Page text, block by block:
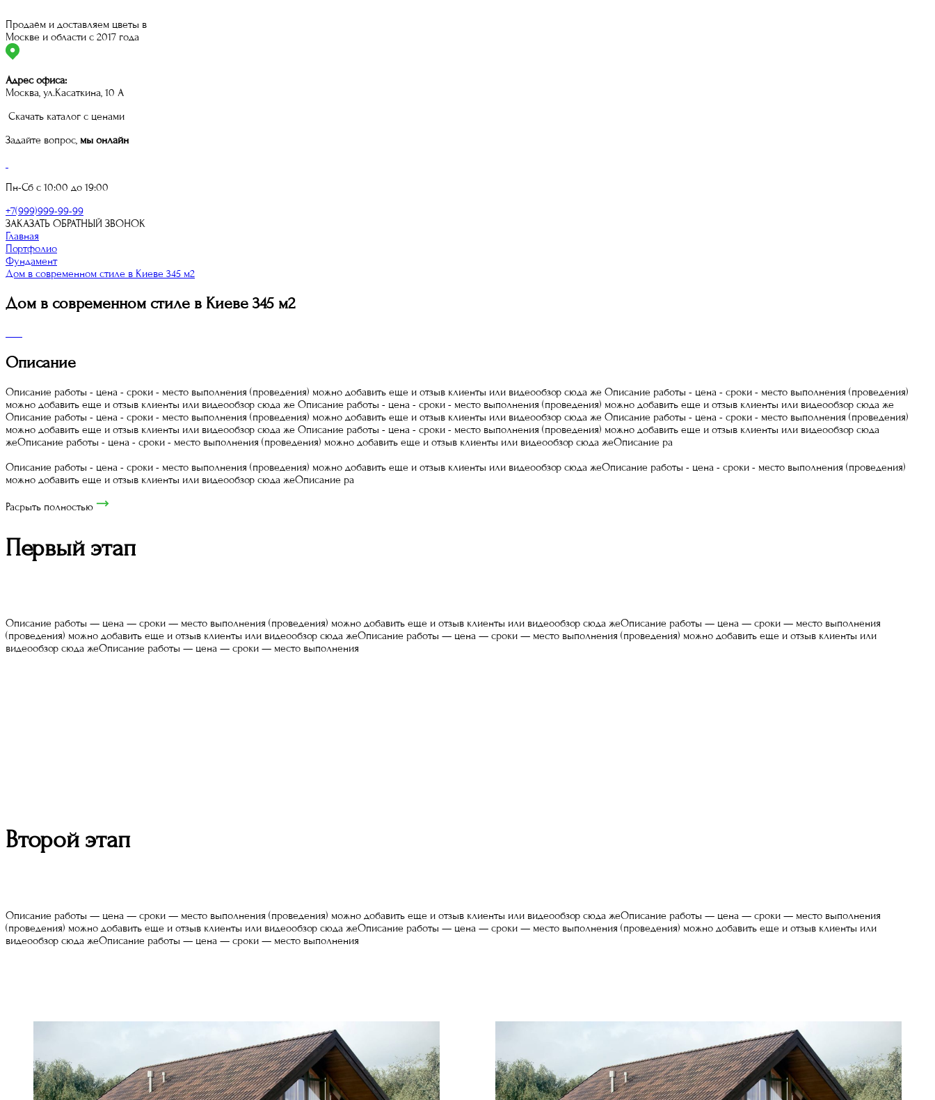
Продаём и доставляем цветы в
Москве и области с 2017 года
Адрес офиса:
Москва, ул.Касаткина, 10 А
Скачать каталог с ценами
Задайте вопрос, мы онлайн
Пн-Сб с 10:00 до 19:00
+7(999)999-99-99
ЗАКАЗАТЬ ОБРАТНЫЙ ЗВОНОК
Главная
Портфолио
Фундамент
Дом в современном стиле в Киеве 345 м2
Дом в современном стиле в Киеве 345 м2
Описание
Описание работы - цена - сроки - место выполнения (проведения) можно добавить еще и отзыв клиенты или видеообзор сюда же Описание работы - цена - сроки - место выполнения (проведения)
можно добавить еще и отзыв клиенты или видеообзор сюда же Описание работы - цена - сроки - место выполнения (проведения) можно добавить еще и отзыв клиенты или видеообзор сюда же
Описание работы - цена - сроки - место выполнения (проведения) можно добавить еще и отзыв клиенты или видеообзор сюда же Описание работы - цена - сроки - место выполнения (проведения)
можно добавить еще и отзыв клиенты или видеообзор сюда же Описание работы - цена - сроки - место выполнения (проведения) можно добавить еще и отзыв клиенты или видеообзор сюда
жеОписание работы - цена - сроки - место выполнения (проведения) можно добавить еще и отзыв клиенты или видеообзор сюда жеОписание ра
Описание работы - цена - сроки - место выполнения (проведения) можно добавить еще и отзыв клиенты или видеообзор сюда жеОписание работы - цена - сроки - место выполнения (проведения)
можно добавить еще и отзыв клиенты или видеообзор сюда жеОписание ра
Расрыть полностью
Первый этап
Описание работы — цена — сроки — место выполнения (проведения) можно добавить еще и отзыв клиенты или видеообзор сюда жеОписание работы — цена — сроки — место выполнения
(проведения) можно добавить еще и отзыв клиенты или видеообзор сюда жеОписание работы — цена — сроки — место выполнения (проведения) можно добавить еще и отзыв клиенты или
видеообзор сюда жеОписание работы — цена — сроки — место выполнения
Второй этап
Описание работы — цена — сроки — место выполнения (проведения) можно добавить еще и отзыв клиенты или видеообзор сюда жеОписание работы — цена — сроки — место выполнения
(проведения) можно добавить еще и отзыв клиенты или видеообзор сюда жеОписание работы — цена — сроки — место выполнения (проведения) можно добавить еще и отзыв клиенты или
видеообзор сюда жеОписание работы — цена — сроки — место выполнения